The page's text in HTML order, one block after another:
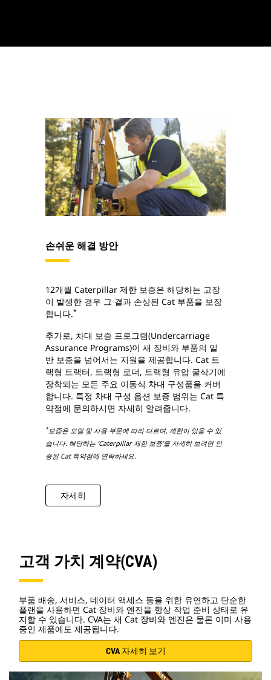
손쉬운 해결 방안
12개월 Caterpillar 제한 보증은 해당하는 고장
이 발생한 경우 그 결과 손상된 Cat 부품을 보장
합니다.*
추가로, 차대 보증 프로그램(Undercarriage
Assurance Programs)이 새 장비와 부품의 일
반 보증을 넘어서는 지원을 제공합니다. Cat 트
랙형 트랙터, 트랙형 로더, 트랙형 유압 굴삭기에
장착되는 모든 주요 이동식 차대 구성품을 커버
합니다. 특정 차대 구성 옵션 보증 범위는 Cat 특
약점에 문의하시면 자세히 알려줍니다.
*보증은 모델 및 사용 부문에 따라 다르며, 제한이 있을 수 있
습니다. 해당하는 ‘Caterpillar 제한 보증’을 자세히 보려면 인
증된 Cat 특약점에 연락하세요.
자세히
고객 가치 계약(CVA)
부품 배송, 서비스, 데이터 액세스 등을 위한 유연하고 단순한
플랜을 사용하면 Cat 장비와 엔진을 항상 작업 준비 상태로 유
지할 수 있습니다. CVA는 새 Cat 장비와 엔진은 물론 이미 사용
중인 제품에도 제공됩니다.
CVA 자세히 보기